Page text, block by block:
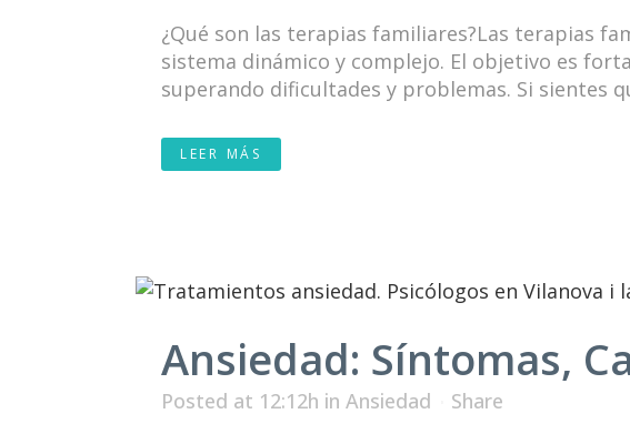
¿Qué son las terapias familiares?Las terapias
sistema dinámico y complejo. El objetivo es
superando dificultades y problemas. Si sientes
LEER MÁS
Ansiedad: Síntomas,
Posted at 12:12h in Ansiedad
Share